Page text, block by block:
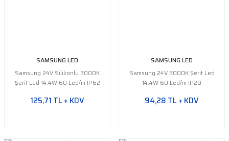
SAMSUNG LED
Samsung 24V Silikonlu 3000K
Şerit Led 14.4W 60 Led/m IP62
125,71 TL + KDV
SAMSUNG LED
Samsung 24V 3000K Şerit Led
14.4W 60 Led/m IP20
94,28 TL + KDV